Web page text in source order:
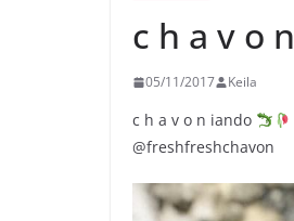
c h a v o n
05/11/2017 Keila
c h a v o n iando
@freshfreshchavon